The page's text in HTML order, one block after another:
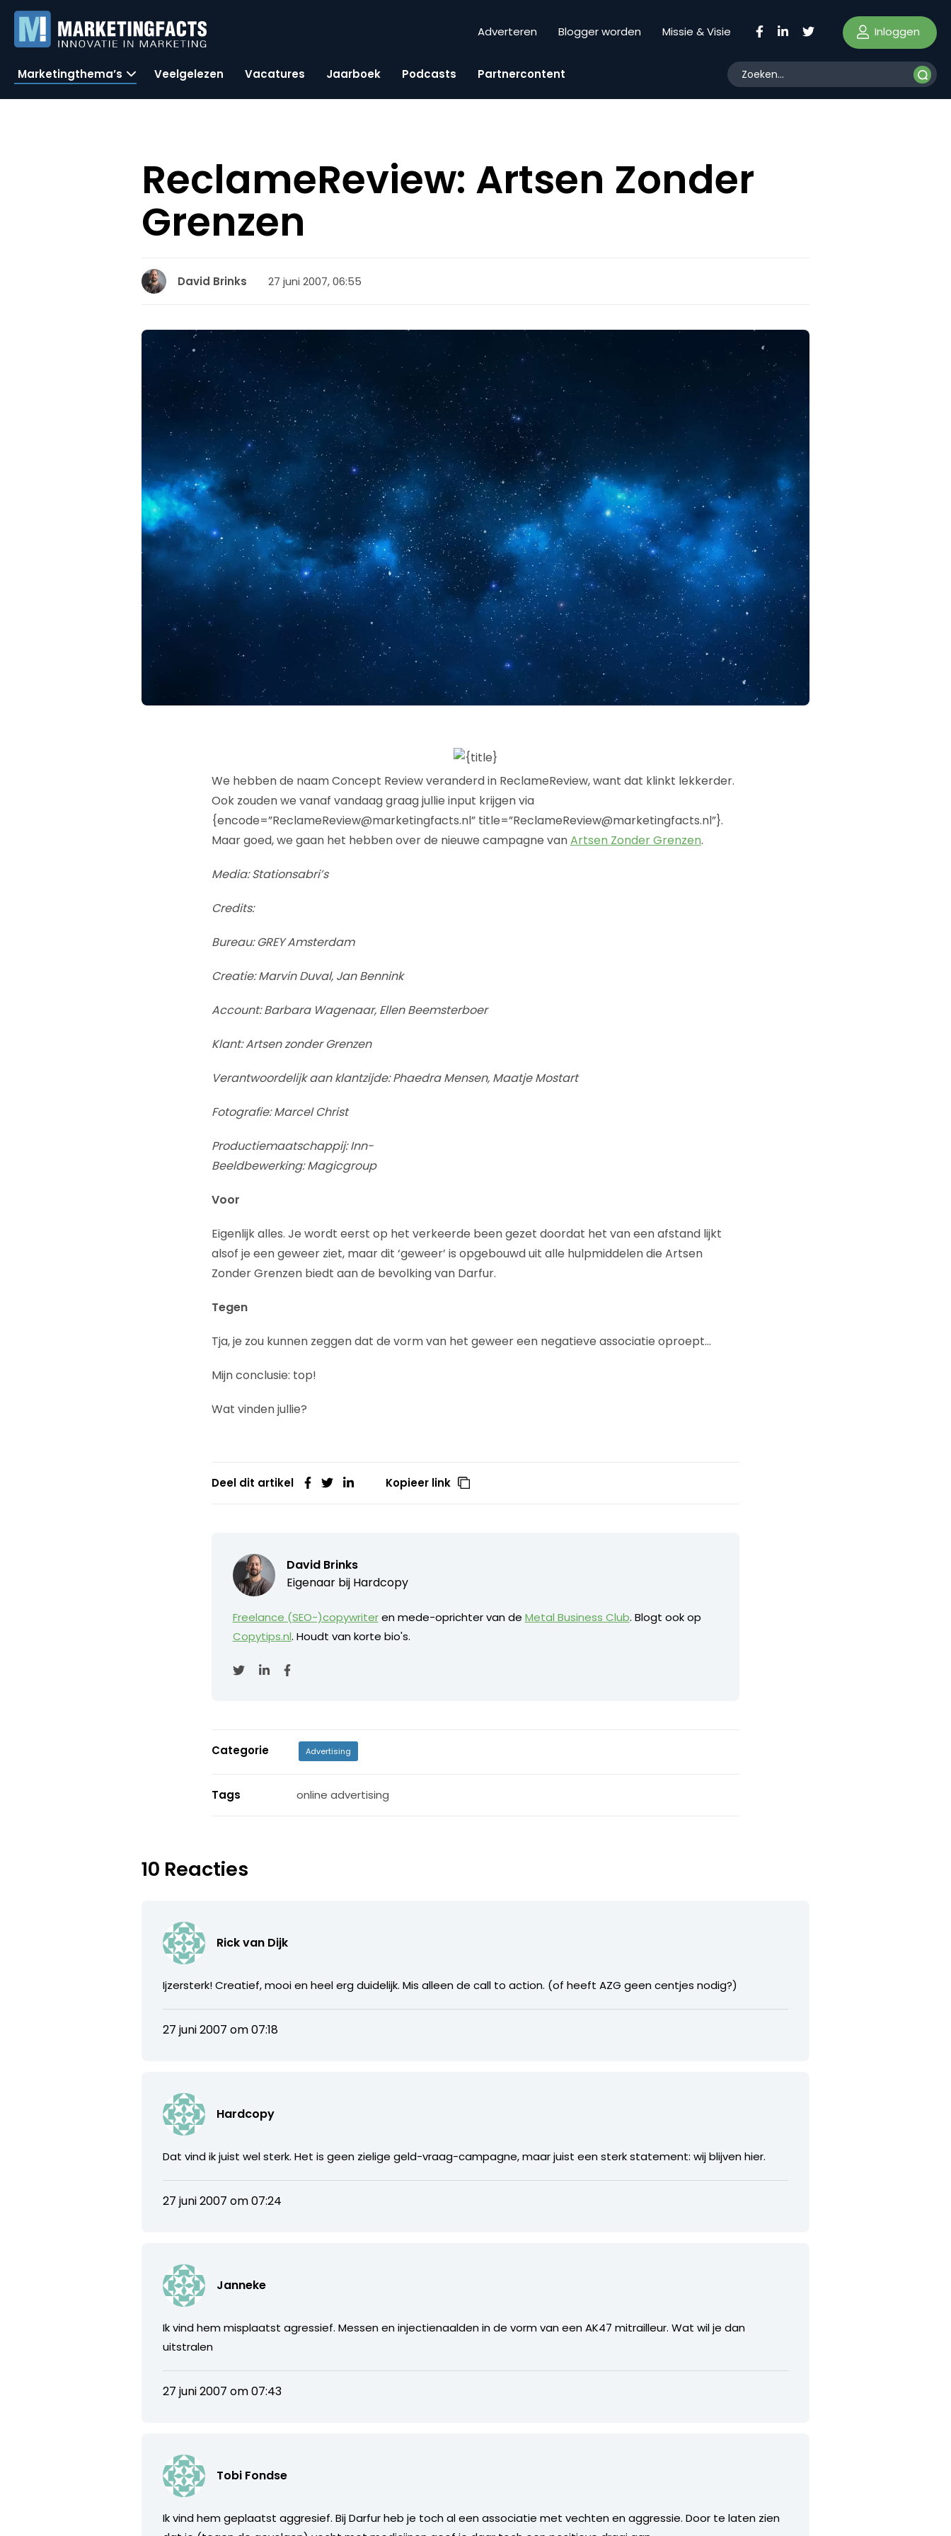
Adverteren Blogger worden Missie & Visie Inloggen
Marketingthema’s Veelgelezen Vacatures Jaarboek Podcasts Partnercontent
ReclameReview: Artsen Zonder
Grenzen
David Brinks 27 juni 2007, 06:55
We hebben de naam Concept Review veranderd in ReclameReview, want dat klinkt lekkerder.
Ook zouden we vanaf vandaag graag jullie input krijgen via
{encode=”ReclameReview@marketingfacts.nl” title=”ReclameReview@marketingfacts.nl”}.
Maar goed, we gaan het hebben over de nieuwe campagne vanArtsen Zonder Grenzen.
Media: Stationsabri’s
Credits:
Bureau: GREY Amsterdam
Creatie: Marvin Duval, Jan Bennink
Account: Barbara Wagenaar, Ellen Beemsterboer
Klant: Artsen zonder Grenzen
Verantwoordelijk aan klantzijde: Phaedra Mensen, Maatje Mostart
Fotografie: Marcel Christ
Productiemaatschappij: Inn-
Beeldbewerking: Magicgroup
Voor
Eigenlijk alles. Je wordt eerst op het verkeerde been gezet doordat het van een afstand lijkt
alsof je een geweer ziet, maar dit ‘geweer’ is opgebouwd uit alle hulpmiddelen die Artsen
Zonder Grenzen biedt aan de bevolking van Darfur.
Tegen
Tja, je zou kunnen zeggen dat de vorm van het geweer een negatieve associatie oproept…
Mijn conclusie: top!
Wat vinden jullie?
Deel dit artikel Kopieer link
David Brinks
Eigenaar bij Hardcopy
Freelance (SEO-)copywriteren mede-oprichter van de Metal Business Club. Blogt ook op
Copytips.nl. Houdt van korte bio's.
Categorie Advertising
Tags online advertising
10 Reacties
Rick van Dijk
Ijzersterk! Creatief, mooi en heel erg duidelijk. Mis alleen de call to action. (of heeft AZG geen centjes nodig?)
27 juni 2007 om 07:18
Hardcopy
Dat vind ik juist wel sterk. Het is geen zielige geld-vraag-campagne, maar juist een sterk statement: wij blijven hier.
27 juni 2007 om 07:24
Janneke
Ik vind hem misplaatst agressief. Messen en injectienaalden in de vorm van een AK47 mitrailleur. Wat wil je dan
uitstralen
27 juni 2007 om 07:43
Tobi Fondse
Ik vind hem geplaatst aggresief. Bij Darfur heb je toch al een associatie met vechten en aggressie. Door te laten zien